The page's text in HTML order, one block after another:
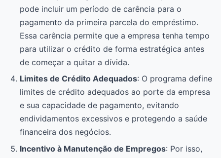
pode incluir um período de carência para o
pagamento da primeira parcela do empréstimo.
Essa carência permite que a empresa tenha tempo
para utilizar o crédito de forma estratégica antes
de começar a quitar a dívida.
Limites de Crédito Adequados: O programa define
limites de crédito adequados ao porte da empresa
e sua capacidade de pagamento, evitando
endividamentos excessivos e protegendo a saúde
financeira dos negócios.
Incentivo à Manutenção de Empregos: Por isso,